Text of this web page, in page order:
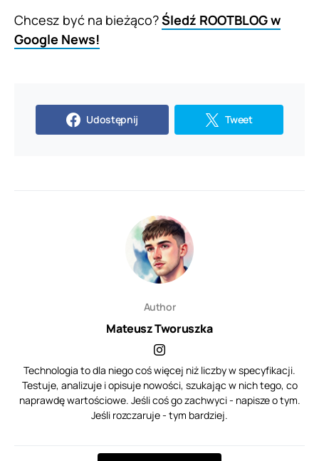
Chcesz być na bieżąco?Śledź ROOTBLOG w
Google News!
Udostępnij Tweet
Author
Mateusz Tworuszka
Technologia to dla niego coś więcej niż liczby w specyfikacji.
Testuje, analizuje i opisuje nowości, szukając w nich tego, co
naprawdę wartościowe. Jeśli coś go zachwyci - napisze o tym.
Jeśli rozczaruje - tym bardziej.